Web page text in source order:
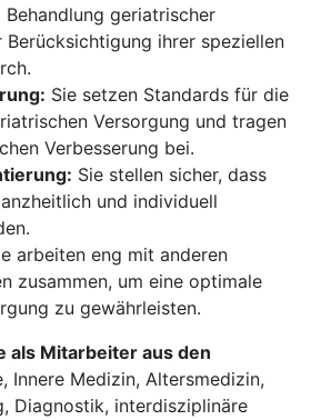
geriatrischer
Berücksichtigung ihrer speziellen
Sie setzen Standards für die
Versorgung und tragen
Verbesserung bei.
Sie stellen sicher, dass
und individuell
arbeiten eng mit anderen
zusammen, um eine optimale
zu gewährleisten.
als Mitarbeiter aus den
Innere Medizin, Altersmedizin,
Diagnostik, interdisziplinäre